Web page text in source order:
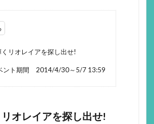
リオレイアを探し出せ!
ント期間 2014/4/30～5/7 13:59
オレイアを探し出せ!